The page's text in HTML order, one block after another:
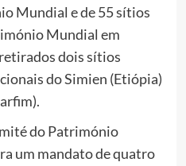
Mundial e de 55 sítios
Mundial em
dois sítios
do Simien (Etiópia)
do Património
um mandato de quatro